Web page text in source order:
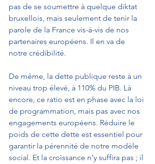
pas de se soumettre à quelque diktat
bruxellois, mais seulement de tenir la
parole de la France vis-à-vis de nos
partenaires européens. Il en va de
notre crédibilité.
De même, la dette publique reste à un
niveau trop élevé, à 110% du PIB. Là
encore, ce ratio est en phase avec la loi
de programmation, mais pas avec nos
engagements européens. Réduire le
poids de cette dette est essentiel pour
garantir la pérennité de notre modèle
social. Et la croissance n’y suffira pas ; il